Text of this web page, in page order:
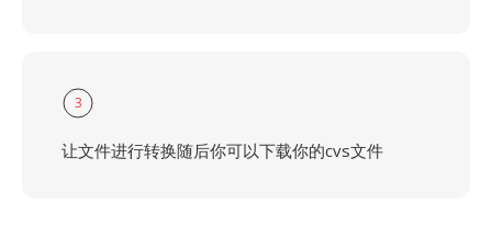
3
让文件进行转换随后你可以下载你的cvs文件